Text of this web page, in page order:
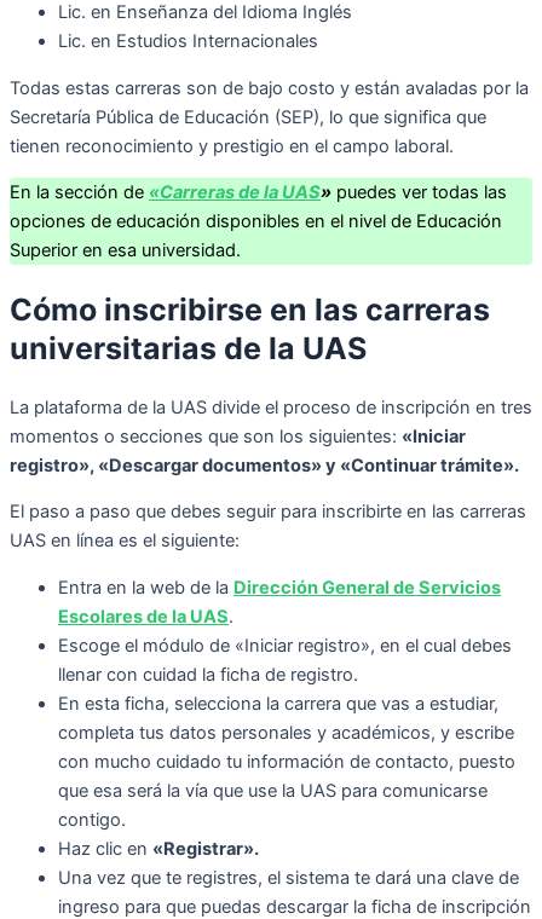
Lic. en Enseñanza del Idioma Inglés
Lic. en Estudios Internacionales
Todas estas carreras son de bajo costo y están avaladas por la
Secretaría Pública de Educación (SEP), lo que significa que
tienen reconocimiento y prestigio en el campo laboral.
En la sección de «Carreras de la UAS» puedes ver todas las
opciones de educación disponibles en el nivel de Educación
Superior en esa universidad.
Cómo inscribirse en las carreras
universitarias de la UAS
La plataforma de la UAS divide el proceso de inscripción en tres
momentos o secciones que son los siguientes: «Iniciar
registro», «Descargar documentos» y «Continuar trámite».
El paso a paso que debes seguir para inscribirte en las carreras
UAS en línea es el siguiente:
Entra en la web de la Dirección General de Servicios
Escolares de la UAS.
Escoge el módulo de «Iniciar registro», en el cual debes
llenar con cuidad la ficha de registro.
En esta ficha, selecciona la carrera que vas a estudiar,
completa tus datos personales y académicos, y escribe
con mucho cuidado tu información de contacto, puesto
que esa será la vía que use la UAS para comunicarse
contigo.
Haz clic en «Registrar».
Una vez que te registres, el sistema te dará una clave de
ingreso para que puedas descargar la ficha de inscripción